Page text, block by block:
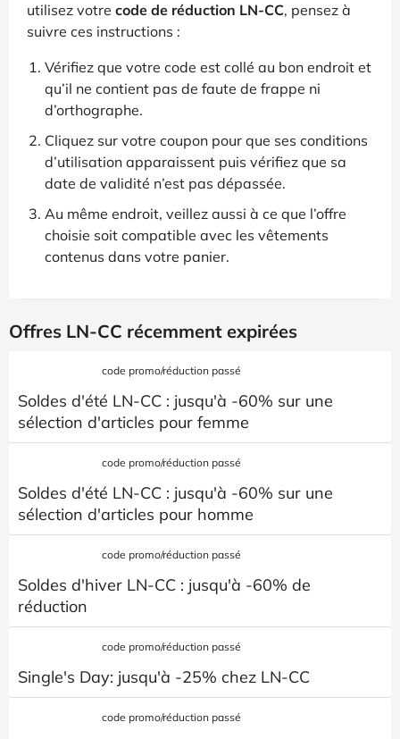
utilisez votre code de réduction LN-CC, pensez à
suivre ces instructions :
Vérifiez que votre code est collé au bon endroit et
qu’il ne contient pas de faute de frappe ni
d’orthographe.
Cliquez sur votre coupon pour que ses conditions
d’utilisation apparaissent puis vérifiez que sa
date de validité n’est pas dépassée.
Au même endroit, veillez aussi à ce que l’offre
choisie soit compatible avec les vêtements
contenus dans votre panier.
Offres LN-CC récemment expirées
code promo/réduction passé
Soldes d'été LN-CC : jusqu'à -60% sur une
sélection d'articles pour femme
code promo/réduction passé
Soldes d'été LN-CC : jusqu'à -60% sur une
sélection d'articles pour homme
code promo/réduction passé
Soldes d'hiver LN-CC : jusqu'à -60% de
réduction
code promo/réduction passé
Single's Day: jusqu'à -25% chez LN-CC
code promo/réduction passé